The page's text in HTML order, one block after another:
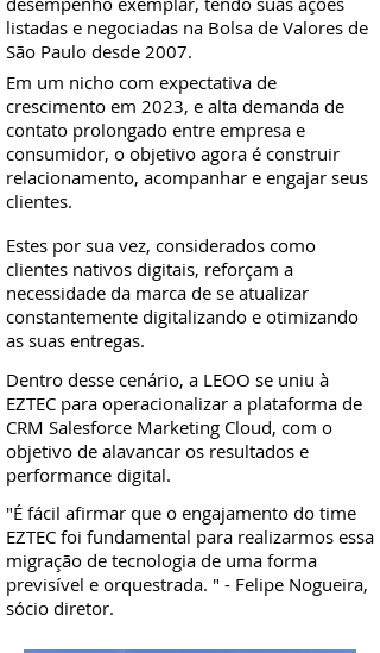
listadas e negociadas na Bolsa de Valores de
São Paulo desde 2007.
Em um nicho com expectativa de
crescimento em 2023, e alta demanda de
contato prolongado entre empresa e
consumidor, o objetivo agora é construir
relacionamento, acompanhar e engajar seus
clientes.
Estes por sua vez, considerados como
clientes nativos digitais, reforçam a
necessidade da marca de se atualizar
constantemente digitalizando e otimizando
as suas entregas.
Dentro desse cenário, a LEOO se uniu à
EZTEC para operacionalizar a plataforma de
CRM Salesforce Marketing Cloud, com o
objetivo de alavancar os resultados e
performance digital.
"É fácil afirmar que o engajamento do time
EZTEC foi fundamental para realizarmos essa
migração de tecnologia de uma forma
previsível e orquestrada. " - Felipe Nogueira,
sócio diretor.